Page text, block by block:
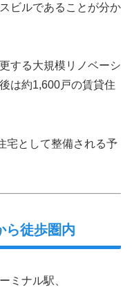
ビルであることが分か
する大規模リノベーシ
は約1,600戸の賃貸住
宅として整備される予
ら徒歩圏内
ミナル駅、